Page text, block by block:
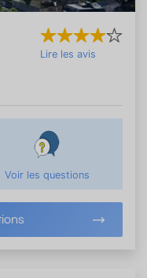
Lire les avis
Voir les questions